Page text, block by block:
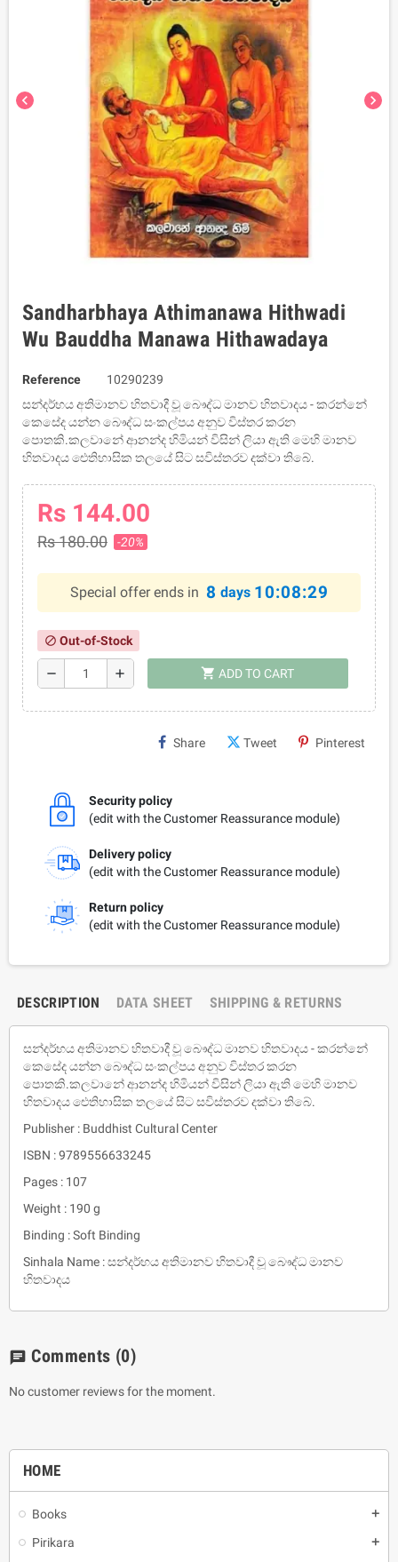
HOME
Books add
Pirikara add
chevron_left chevron_right
Sandharbhaya Athimanawa Hithwadi
Wu Bauddha Manawa Hithawadaya
Reference
10290239
සන්දර්භය අතිමානව හිතවාදී වූ බෞද්ධ මානව හිතවාදය - කරන්නේ
කෙසේද යන්න බෞද්ධ සංකල්පය අනුව විස්තර කරන
පොතකි.කලවානේ ආනන්ද හිමියන් විසින් ලියා ඇති මෙහි මානව
හිතවාදය ඓතිහාසික තලයේ සිට සවිස්තරව දක්වා තිබේ.
Rs 144.00
Rs 180.00 -20%
Special offer ends in 8 days 10:08:28
block Out-of-Stock
remove add shopping_cart ADD TO CART
Share Tweet Pinterest
Security policy
(edit with the Customer Reassurance module)
Delivery policy
(edit with the Customer Reassurance module)
Return policy
(edit with the Customer Reassurance module)
DESCRIPTION DATA SHEET SHIPPING & RETURNS
සන්දර්භය අතිමානව හිතවාදී වූ බෞද්ධ මානව හිතවාදය - කරන්නේ
කෙසේද යන්න බෞද්ධ සංකල්පය අනුව විස්තර කරන
පොතකි.කලවානේ ආනන්ද හිමියන් විසින් ලියා ඇති මෙහි මානව
හිතවාදය ඓතිහාසික තලයේ සිට සවිස්තරව දක්වා තිබේ.
Publisher : Buddhist Cultural Center
ISBN : 9789556633245
Pages : 107
Weight : 190 g
Binding : Soft Binding
Sinhala Name : සන්දර්භය අතිමානව හිතවාදී වූ බෞද්ධ මානව
හිතවාදය
chat Comments (0)
No customer reviews for the moment.